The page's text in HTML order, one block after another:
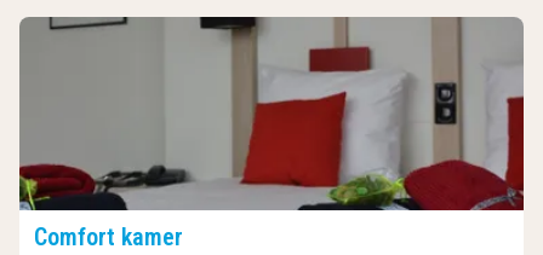
Comfort kamer